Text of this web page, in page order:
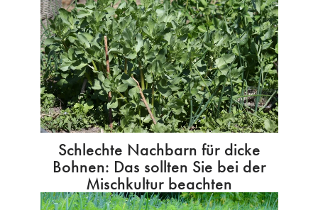
Schlechte Nachbarn für dicke
Bohnen: Das sollten Sie bei der
Mischkultur beachten